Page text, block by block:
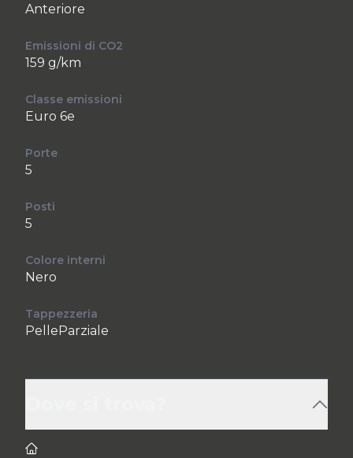
Anteriore
Emissioni di CO2
159 g/km
Classe emissioni
Euro 6e
Porte
5
Posti
5
Colore interni
Nero
Tappezzeria
PelleParziale